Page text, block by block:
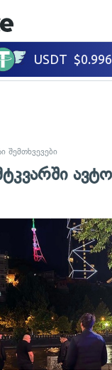
შემთხვევები